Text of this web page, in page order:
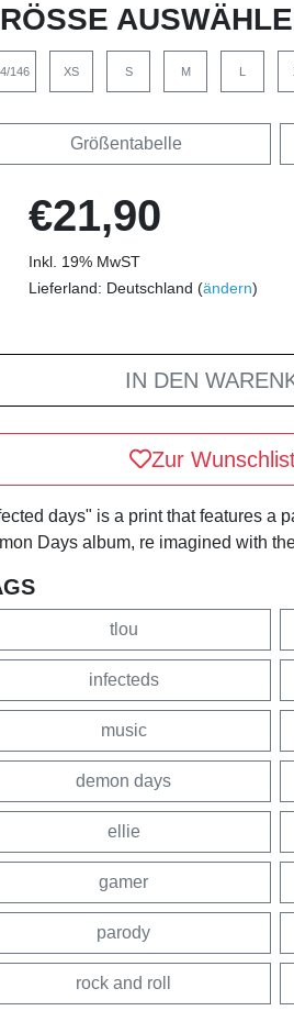
AUSWÄHLEN
146 XS S M L
Größentabelle
€21,90
Inkl. 19% MwST
Lieferland: Deutschland (ändern)
IN DEN
Zur
days" is a print that features a
Days album, re imagined with
tlou
infecteds
music
demon days
ellie
gamer
parody
rock and roll